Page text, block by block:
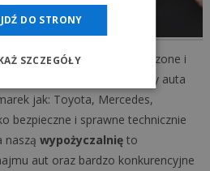
to tylko sprawdzone i
ofercie wynajmu posiadamy auta
jak: Toyota, Mercedes,
bezpieczne i sprawne technicznie
naszą wypożyczalnięto
aut oraz bardzo konkurencyjne
DO STRONY
SZCZEGÓŁY